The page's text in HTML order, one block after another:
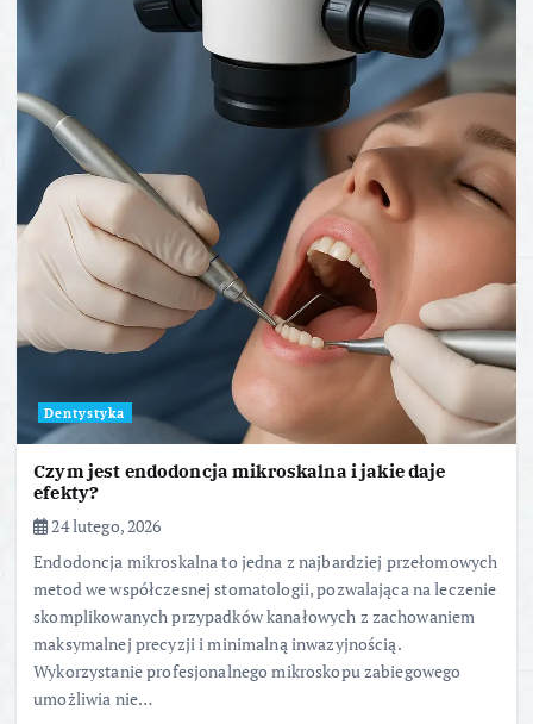
Dentystyka
Czym jest endodoncja mikroskalna i jakie daje
efekty?
24 lutego, 2026
Endodoncja mikroskalna to jedna z najbardziej przełomowych
metod we współczesnej stomatologii, pozwalająca na leczenie
skomplikowanych przypadków kanałowych z zachowaniem
maksymalnej precyzji i minimalną inwazyjnością.
Wykorzystanie profesjonalnego mikroskopu zabiegowego
umożliwia nie…